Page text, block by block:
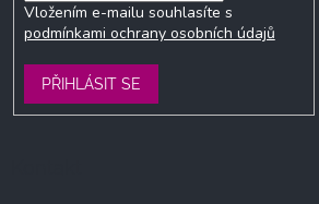
Vložením e-mailu souhlasíte s
podmínkami ochrany osobních údajů
PŘIHLÁSIT SE